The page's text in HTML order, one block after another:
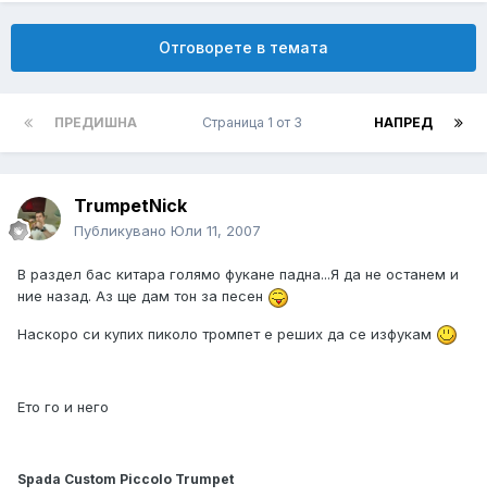
Отговорете в темата
ПРЕДИШНА НАПРЕД
Страница 1 от 3
TrumpetNick
Публикувано Юли 11, 2007
В раздел бас китара голямо фукане падна...Я да не останем и
ние назад. Аз ще дам тон за песен
Наскоро си купих пиколо тромпет е реших да се изфукам
Ето го и него
Spada Custom Piccolo Trumpet